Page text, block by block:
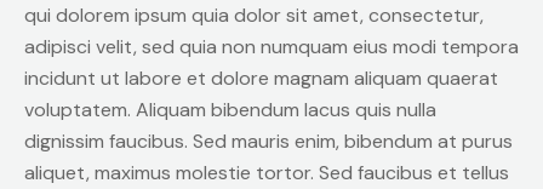
qui dolorem ipsum quia dolor sit amet, consectetur,
adipisci velit, sed quia non numquam eius modi tempora
incidunt ut labore et dolore magnam aliquam quaerat
voluptatem. Aliquam bibendum lacus quis nulla
dignissim faucibus. Sed mauris enim, bibendum at purus
aliquet, maximus molestie tortor. Sed faucibus et tellus